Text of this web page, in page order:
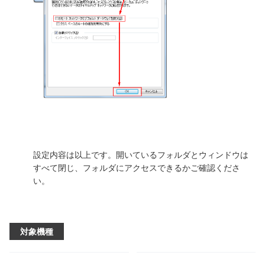
設定内容は以上です。開いているフォルダとウィンドウは
すべて閉じ、フォルダにアクセスできるかご確認くださ
い。
対象機種